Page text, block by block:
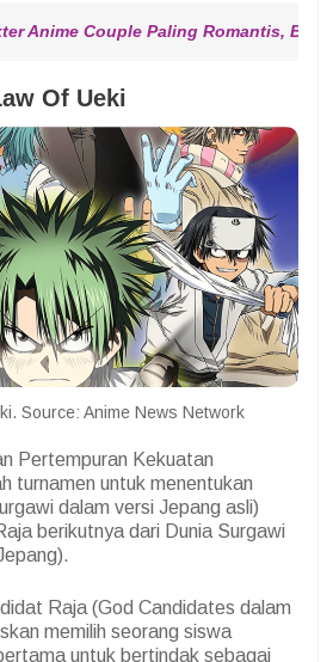
Anime Couple Paling Romantis,
Of Ueki
Source: Anime News Network
Pertempuran Kekuatan
turnamen untuk menentukan
dalam versi Jepang asli)
berikutnya dari Dunia Surgawi
Raja (God Candidates dalam
memilih seorang siswa
untuk bertindak sebagai